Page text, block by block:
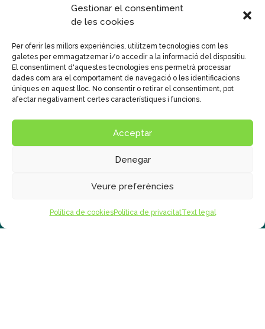
Gestionar el consentiment
de les cookies
Per oferir les millors experiències, utilitzem tecnologies com les
galetes per emmagatzemar i/o accedir a la informació del dispositiu.
El consentiment d'aquestes tecnologies ens permetrà processar
dades com ara el comportament de navegació o les identificacions
úniques en aquest lloc. No consentir o retirar el consentiment, pot
afectar negativament certes característiques i funcions.
Acceptar
Denegar
Veure preferències
Política de cookiesPolítica de privacitatText legal
9, el Prat de Llobregat.Finalitat del tractament
Atendre la seva sol·licitud.
limitació del tractament, portabilitat de les dades i
revocació dirigint-vos per escrit a l’adreça del
responsable.Més informació sobre la política de
protecció de
dades:https://escolamdcprat.com/politica-de-
Accepto el tractament de les meves dades en les